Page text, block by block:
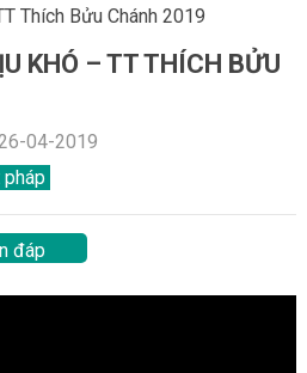
Thích Bửu Chánh 2019
KHÓ – TT THÍCH BỬU
26-04-2019
pháp
đáp